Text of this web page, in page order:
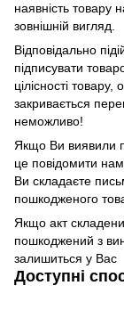
наявність товару
зовнішній вигляд.
Відповідально
підписувати
цілісності
закривається
неможливо!
Якщо Ви виявили
це повідомити
Ви складаєте
пошкодженого
Якщо акт
пошкоджений з
залишиться у Вас
Доступні